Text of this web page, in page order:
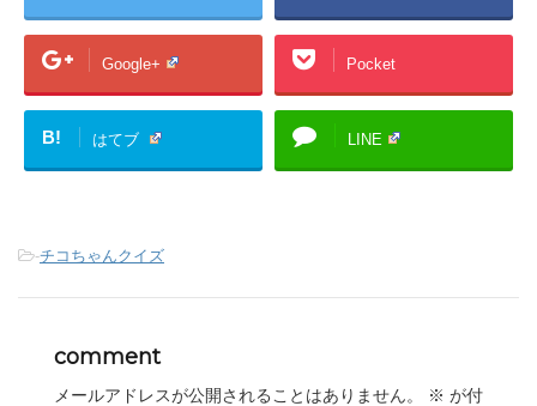
Google+ Pocket
B! はてブ LINE
-チコちゃんクイズ
comment
メールアドレスが公開されることはありません。 ※ が付